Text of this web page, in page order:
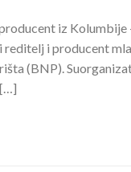
iz
reditelj i producent
(BNP).